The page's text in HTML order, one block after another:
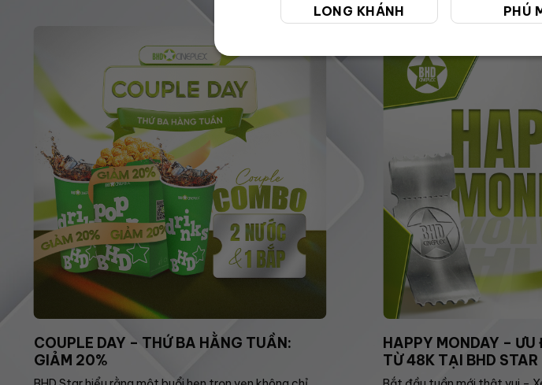
LONG KHÁNH
PHÚ
COUPLE DAY – THỨ BA HẰNG TUẦN:
GIẢM 20%
HAPPY MONDAY – ƯU
TỪ 48K TẠI BHD STAR